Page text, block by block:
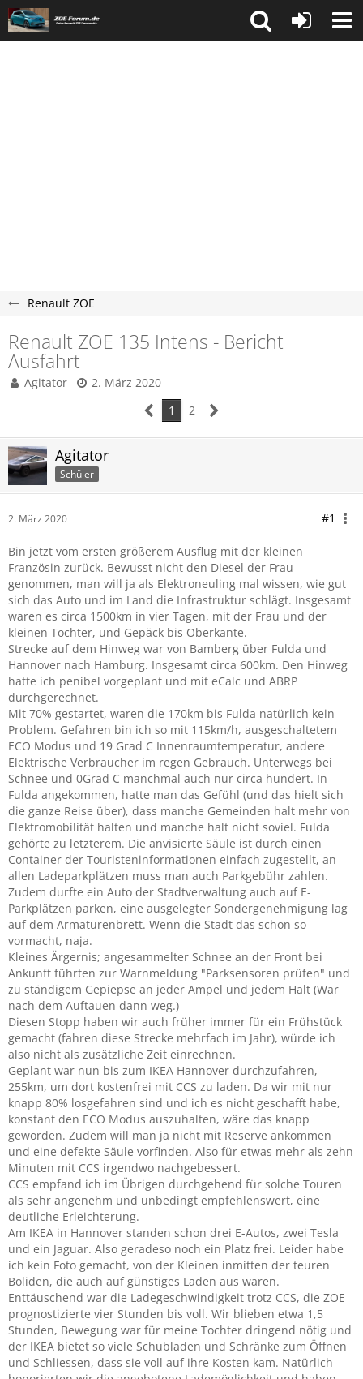
Renault ZOE
Renault ZOE 135 Intens - Bericht
Ausfahrt
Agitator
2. März 2020
1
2
Agitator
Schüler
2. März 2020 #1
Bin jetzt vom ersten größerem Ausflug mit der kleinen
Französin zurück. Bewusst nicht den Diesel der Frau
genommen, man will ja als Elektroneuling mal wissen, wie gut
sich das Auto und im Land die Infrastruktur schlägt. Insgesamt
waren es circa 1500km in vier Tagen, mit der Frau und der
kleinen Tochter, und Gepäck bis Oberkante.
Strecke auf dem Hinweg war von Bamberg über Fulda und
Hannover nach Hamburg. Insgesamt circa 600km. Den Hinweg
hatte ich penibel vorgeplant und mit eCalc und ABRP
durchgerechnet.
Mit 70% gestartet, waren die 170km bis Fulda natürlich kein
Problem. Gefahren bin ich so mit 115km/h, ausgeschaltetem
ECO Modus und 19 Grad C Innenraumtemperatur, andere
Elektrische Verbraucher im regen Gebrauch. Unterwegs bei
Schnee und 0Grad C manchmal auch nur circa hundert. In
Fulda angekommen, hatte man das Gefühl (und das hielt sich
die ganze Reise über), dass manche Gemeinden halt mehr von
Elektromobilität halten und manche halt nicht soviel. Fulda
gehörte zu letzterem. Die anvisierte Säule ist durch einen
Container der Touristeninformationen einfach zugestellt, an
allen Ladeparkplätzen muss man auch Parkgebühr zahlen.
Zudem durfte ein Auto der Stadtverwaltung auch auf E-
Parkplätzen parken, eine ausgelegter Sondergenehmigung lag
auf dem Armaturenbrett. Wenn die Stadt das schon so
vormacht, naja.
Kleines Ärgernis; angesammelter Schnee an der Front bei
Ankunft führten zur Warnmeldung "Parksensoren prüfen" und
zu ständigem Gepiepse an jeder Ampel und jedem Halt (War
nach dem Auftauen dann weg.)
Diesen Stopp haben wir auch früher immer für ein Frühstück
gemacht (fahren diese Strecke mehrfach im Jahr), würde ich
also nicht als zusätzliche Zeit einrechnen.
Geplant war nun bis zum IKEA Hannover durchzufahren,
255km, um dort kostenfrei mit CCS zu laden. Da wir mit nur
knapp 80% losgefahren sind und ich es nicht geschafft habe,
konstant den ECO Modus auszuhalten, wäre das knapp
geworden. Zudem will man ja nicht mit Reserve ankommen
und eine defekte Säule vorfinden. Also für etwas mehr als zehn
Minuten mit CCS irgendwo nachgebessert.
CCS empfand ich im Übrigen durchgehend für solche Touren
als sehr angenehm und unbedingt empfehlenswert, eine
deutliche Erleichterung.
Am IKEA in Hannover standen schon drei E-Autos, zwei Tesla
und ein Jaguar. Also geradeso noch ein Platz frei. Leider habe
ich kein Foto gemacht, von der Kleinen inmitten der teuren
Boliden, die auch auf günstiges Laden aus waren.
Enttäuschend war die Ladegeschwindigkeit trotz CCS, die ZOE
prognostizierte vier Stunden bis voll. Wir blieben etwa 1,5
Stunden, Bewegung war für meine Tochter dringend nötig und
der IKEA bietet so viele Schubladen und Schränke zum Öffnen
und Schliessen, dass sie voll auf ihre Kosten kam. Natürlich